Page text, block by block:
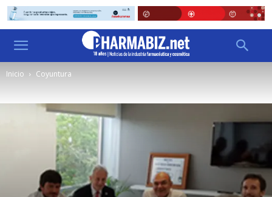
Inicio Coyuntura